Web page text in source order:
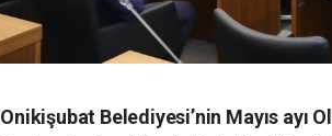
Onikişubat Belediyesi’nin Mayıs ayı